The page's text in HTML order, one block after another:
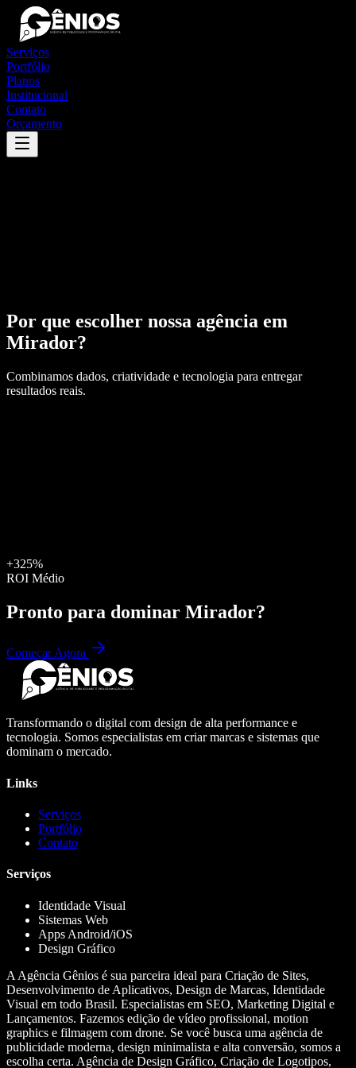
Serviços
Portfólio
Planos
Institucional
Contato
Orçamento
Por que escolher nossa agência em
Mirador?
Combinamos dados, criatividade e tecnologia para entregar
resultados reais.
+325%
ROI Médio
Pronto para dominar Mirador?
Começar Agora
Transformando o digital com design de alta performance e
tecnologia. Somos especialistas em criar marcas e sistemas que
dominam o mercado.
Links
Serviços
Portfólio
Contato
Serviços
Identidade Visual
Sistemas Web
Apps Android/iOS
Design Gráfico
A Agência Gênios é sua parceira ideal para Criação de Sites,
Desenvolvimento de Aplicativos, Design de Marcas, Identidade
Visual em todo Brasil. Especialistas em SEO, Marketing Digital e
Lançamentos. Fazemos edição de vídeo profissional, motion
graphics e filmagem com drone. Se você busca uma agência de
publicidade moderna, design minimalista e alta conversão, somos a
escolha certa. Agência de Design Gráfico, Criação de Logotipos,